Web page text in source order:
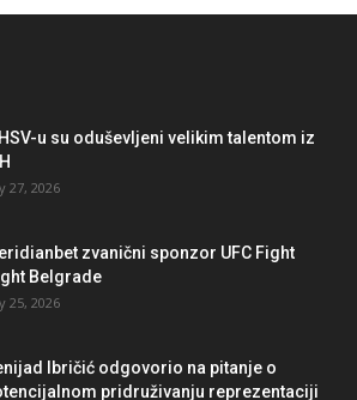
u su oduševljeni velikim talentom iz
27, 2026
zvanični sponzor UFC Fight
Belgrade
25, 2026
Ibričić odgovorio na pitanje o
pridruživanju reprezentaciji